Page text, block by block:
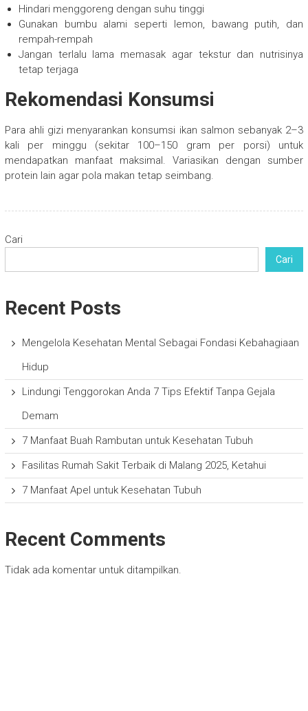
Hindari menggoreng dengan suhu tinggi
Gunakan bumbu alami seperti lemon, bawang putih, dan
rempah-rempah
Jangan terlalu lama memasak agar tekstur dan nutrisinya
tetap terjaga
Rekomendasi Konsumsi
Para ahli gizi menyarankan konsumsi ikan salmon sebanyak 2–3
kali per minggu (sekitar 100–150 gram per porsi) untuk
mendapatkan manfaat maksimal. Variasikan dengan sumber
protein lain agar pola makan tetap seimbang.
Cari
Cari
Recent Posts
Mengelola Kesehatan Mental Sebagai Fondasi Kebahagiaan
Hidup
Lindungi Tenggorokan Anda 7 Tips Efektif Tanpa Gejala
Demam
7 Manfaat Buah Rambutan untuk Kesehatan Tubuh
Fasilitas Rumah Sakit Terbaik di Malang 2025, Ketahui
7 Manfaat Apel untuk Kesehatan Tubuh
Recent Comments
Tidak ada komentar untuk ditampilkan.